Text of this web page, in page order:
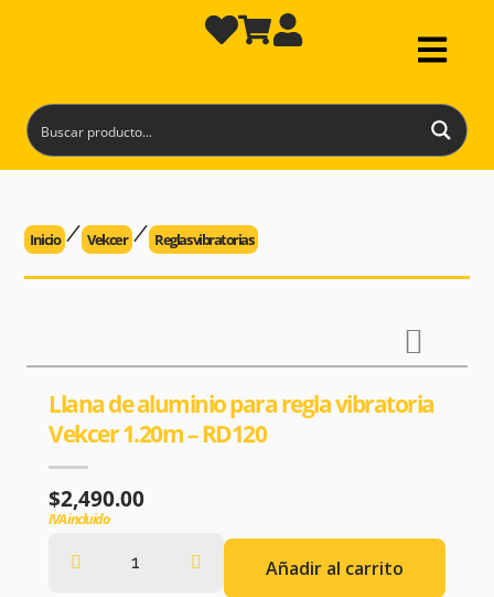
Inicio Vekcer Reglas vibratorias
Llana de aluminio para regla vibratoria
Vekcer 1.20m – RD120
$2,490.00
IVA incluido
Añadir al carrito